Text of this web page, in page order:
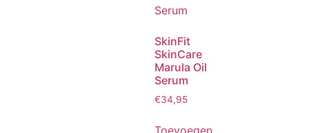
SkinFit
SkinCare
Marula Oil
Serum
€34,95